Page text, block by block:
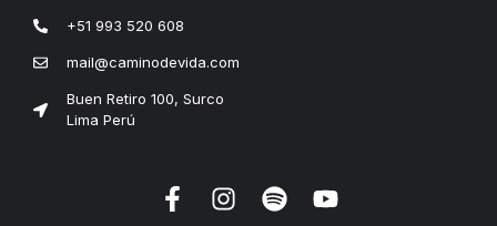
+51 993 520 608
mail@caminodevida.com
Buen Retiro 100, Surco
Lima Perú